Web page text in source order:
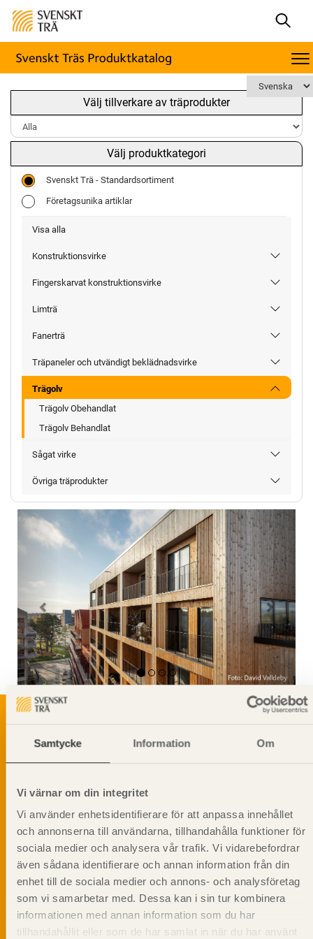
Samtycke Information Om
Vi värnar om din integritet
Vi använder enhetsidentifierare för att anpassa innehållet
och annonserna till användarna, tillhandahålla funktioner för
sociala medier och analysera vår trafik. Vi vidarebefordrar
även sådana identifierare och annan information från din
enhet till de sociala medier och annons- och analysföretag
som vi samarbetar med. Dessa kan i sin tur kombinera
informationen med annan information som du har
tillhandahållit eller som de har samlat in när du har använt
Välj tillverkare av träprodukter
Välj produktkategori
Svenskt Trä - Standardsortiment
Företagsunika artiklar
Visa alla
Konstruktionsvirke
Fingerskarvat konstruktionsvirke
Limträ
Fanerträ
Träpaneler och utvändigt beklädnadsvirke
Trägolv
Trägolv Obehandlat
Trägolv Behandlat
Sågat virke
Övriga träprodukter
Föregående Nästa
beskriva träprodukter och deras unika
egenskaper.
Dela på
Prenumerera på Svenskt Träs